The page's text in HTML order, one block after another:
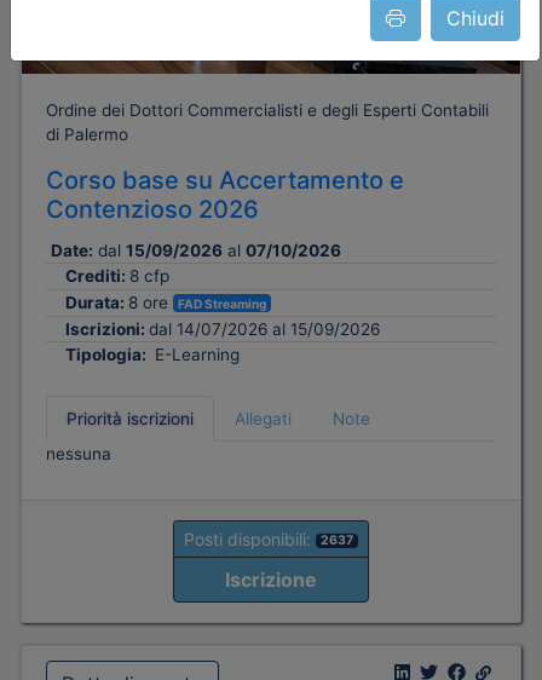
Chiudi
Ordine dei Dottori Commercialisti e degli Esperti Contabili
di Palermo
Corso base su Accertamento e
Contenzioso 2026
Date: dal 15/09/2026 al 07/10/2026
Crediti: 8 cfp
Durata: 8 ore FAD Streaming
Iscrizioni: dal 14/07/2026 al 15/09/2026
Tipologia: E-Learning
Priorità iscrizioni Allegati
Note
nessuna
Posti disponibili: 2637
Iscrizione